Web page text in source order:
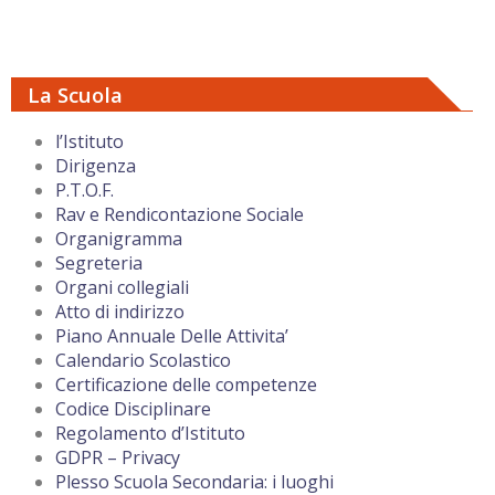
La Scuola
l’Istituto
Dirigenza
P.T.O.F.
Rav e Rendicontazione Sociale
Organigramma
Segreteria
Organi collegiali
Atto di indirizzo
Piano Annuale Delle Attivita’
Calendario Scolastico
Certificazione delle competenze
Codice Disciplinare
Regolamento d’Istituto
GDPR – Privacy
Plesso Scuola Secondaria: i luoghi